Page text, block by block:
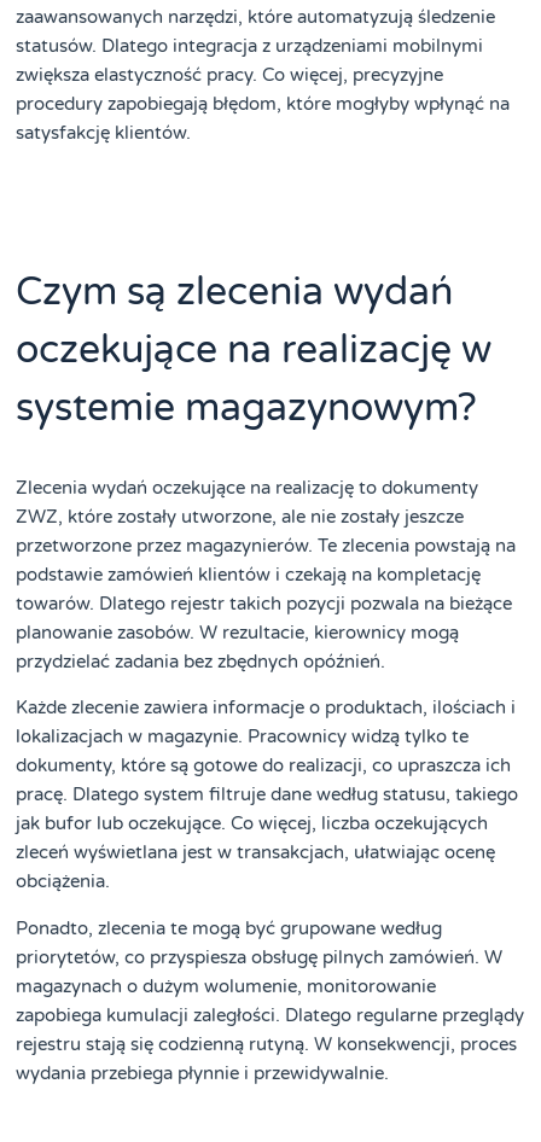
zaawansowanych narzędzi, które automatyzują śledzenie
statusów. Dlatego integracja z urządzeniami mobilnymi
zwiększa elastyczność pracy. Co więcej, precyzyjne
procedury zapobiegają błędom, które mogłyby wpłynąć na
satysfakcję klientów.
Czym są zlecenia wydań
oczekujące na realizację w
systemie magazynowym?
Zlecenia wydań oczekujące na realizację to dokumenty
ZWZ, które zostały utworzone, ale nie zostały jeszcze
przetworzone przez magazynierów. Te zlecenia powstają na
podstawie zamówień klientów i czekają na kompletację
towarów. Dlatego rejestr takich pozycji pozwala na bieżące
planowanie zasobów. W rezultacie, kierownicy mogą
przydzielać zadania bez zbędnych opóźnień.
Każde zlecenie zawiera informacje o produktach, ilościach i
lokalizacjach w magazynie. Pracownicy widzą tylko te
dokumenty, które są gotowe do realizacji, co upraszcza ich
pracę. Dlatego system filtruje dane według statusu, takiego
jak bufor lub oczekujące. Co więcej, liczba oczekujących
zleceń wyświetlana jest w transakcjach, ułatwiając ocenę
obciążenia.
Ponadto, zlecenia te mogą być grupowane według
priorytetów, co przyspiesza obsługę pilnych zamówień. W
magazynach o dużym wolumenie, monitorowanie
zapobiega kumulacji zaległości. Dlatego regularne przeglądy
rejestru stają się codzienną rutyną. W konsekwencji, proces
wydania przebiega płynnie i przewidywalnie.